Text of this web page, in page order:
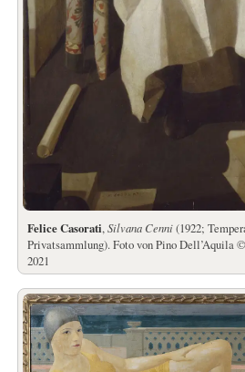
Felice Casorati,Silvana Cenni(1922;
Privatsammlung). Foto von Pino Dell’Aquila
2021